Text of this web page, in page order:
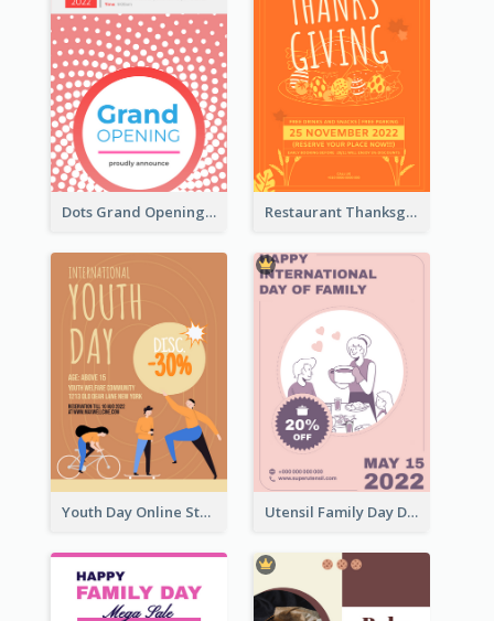
Dots Grand Opening Flyers Restaurant Thanksgiving Promote Flyers
Youth Day Online Store Discount Flyer Utensil Family Day Discount Flyer